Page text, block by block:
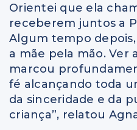
Orientei que ela
receberem juntos a
Algum tempo
a mãe pela mão. Ver
marcou
fé alcançando toda
da sinceridade e da
criança”, relatou